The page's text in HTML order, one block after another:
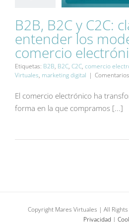
B2B, B2C y
para
modelos de
electrónico
Blog
B2B, B2C y C2C:
entender los
comercio
Etiquetas: B2B, B2C, C2C, comercio
Virtuales, marketing digital |
El comercio electrónico ha
forma en la que compramos [...]
Copyright Mares Virtuales | All
Privacidad |